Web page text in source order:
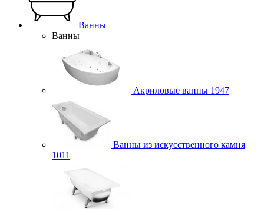
Ванны
Ванны
Акриловые ванны 1947
Ванны из искусственного камня
1011